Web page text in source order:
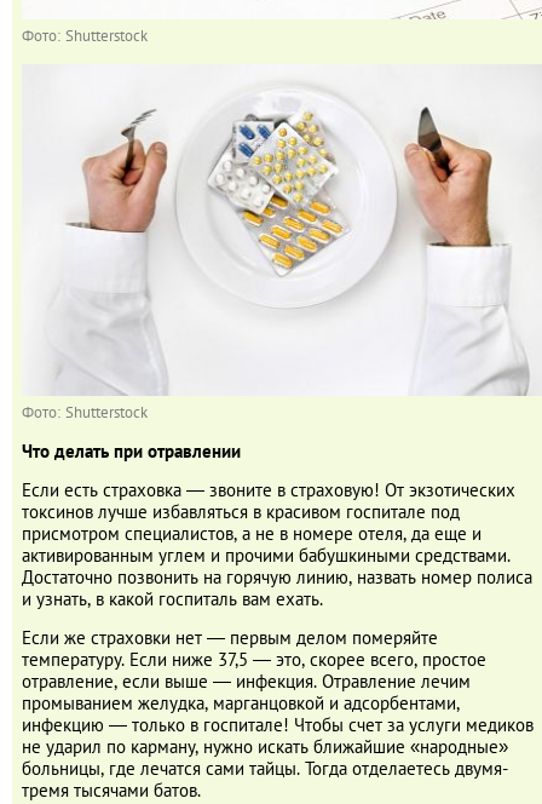
Фото: Shutterstock
Фото: Shutterstock
Что делать при отравлении
Если есть страховка ― звоните в страховую! От экзотических
токсинов лучше избавляться в красивом госпитале под
присмотром специалистов, а не в номере отеля, да еще и
активированным углем и прочими бабушкиными средствами.
Достаточно позвонить на горячую линию, назвать номер полиса
и узнать, в какой госпиталь вам ехать.
Если же страховки нет ― первым делом померяйте
температуру. Если ниже 37,5 ― это, скорее всего, простое
отравление, если выше ― инфекция. Отравление лечим
промыванием желудка, марганцовкой и адсорбентами,
инфекцию ― только в госпитале! Чтобы счет за услуги медиков
не ударил по карману, нужно искать ближайшие «народные»
больницы, где лечатся сами тайцы. Тогда отделаетесь двумя-
тремя тысячами батов.